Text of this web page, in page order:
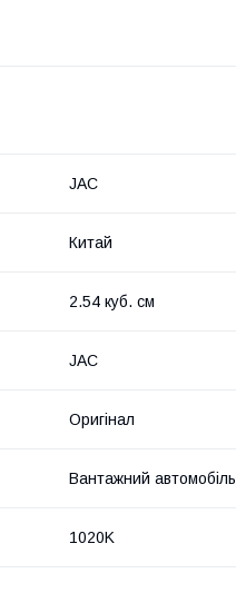
JAC
Китай
2.54 куб. см
JAC
Оригінал
Вантажний автомобіль
1020K